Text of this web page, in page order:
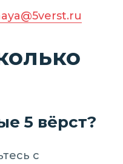
5 вёрст?
с